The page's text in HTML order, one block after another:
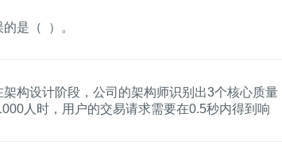
是（ ）。
构设计阶段，公司的架构师识别出3个核心质量
人时，用户的交易请求需要在0.5秒内得到响